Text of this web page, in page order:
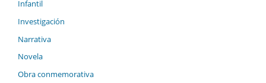
Infantil
Investigación
Narrativa
Novela
Obra conmemorativa